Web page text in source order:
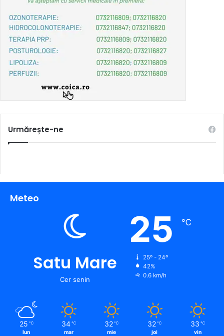
Urmărește-ne
Meteo
Satu Mare
Cer senin
25 ℃
25º - 24º
42%
0.6 km/h
25 ℃
lun
34 ℃
mar
32 ℃
mie
32 ℃
joi
33 ℃
vin